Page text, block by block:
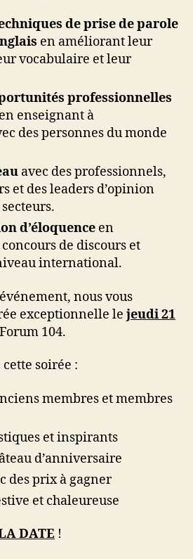
de prise de parole
en améliorant leur
vocabulaire et leur
professionnelles
en enseignant à
des personnes du monde
avec des professionnels,
et des leaders d’opinion
d’éloquence en
de discours et
international.
nous vous
exceptionnelle le jeudi 21
104.
soirée :
membres et membres
et inspirants
d’anniversaire
des prix à gagner
et chaleureuse
DATE !